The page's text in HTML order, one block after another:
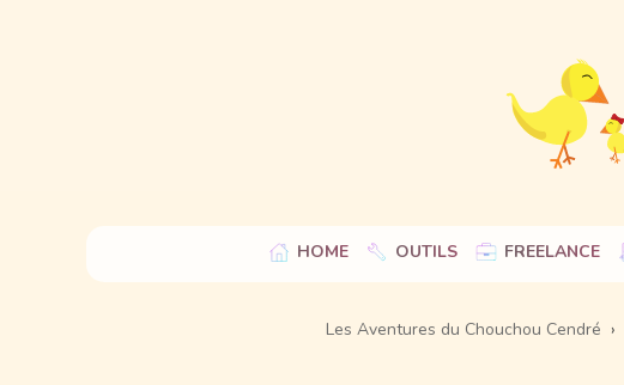
HOME OUTILS FREELANCE
Les Aventures du Chouchou Cendré ›